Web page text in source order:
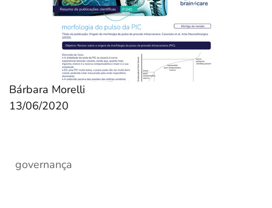
Bárbara Morelli
13/06/2020
governança